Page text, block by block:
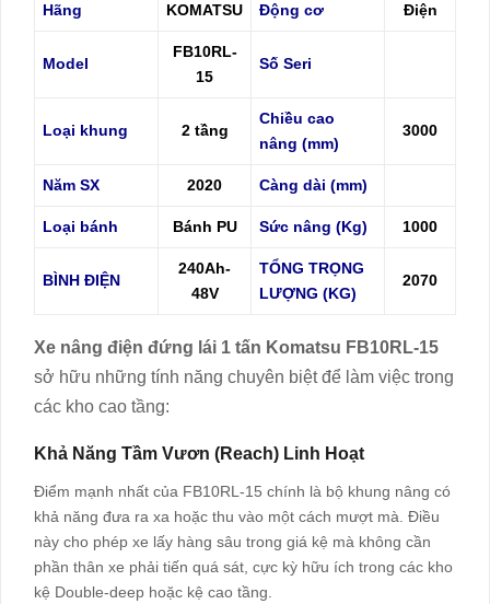
Hãng KOMATSU Động cơ Điện
Model
FB10RL-
15
Số Seri
Loại khung 2 tầng
Chiều cao
nâng (mm)
3000
Năm SX 2020 Càng dài (mm)
Loại bánh Bánh PU Sức nâng (Kg) 1000
BÌNH ĐIỆN
240Ah-
48V
TỔNG TRỌNG
LƯỢNG (KG)
2070
Xe nâng điện đứng lái 1 tấn Komatsu FB10RL-15
sở hữu những tính năng chuyên biệt để làm việc trong
các kho cao tầng:
Khả Năng Tầm Vươn (Reach) Linh Hoạt
Điểm mạnh nhất của FB10RL-15 chính là bộ khung nâng có
khả năng đưa ra xa hoặc thu vào một cách mượt mà. Điều
này cho phép xe lấy hàng sâu trong giá kệ mà không cần
phần thân xe phải tiến quá sát, cực kỳ hữu ích trong các kho
kệ Double-deep hoặc kệ cao tầng.